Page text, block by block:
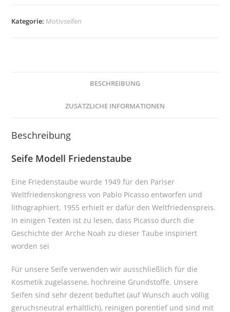
Menge
Kategorie: Motivseifen
BESCHREIBUNG
ZUSÄTZLICHE INFORMATIONEN
Beschreibung
Seife Modell Friedenstaube
Eine Friedenstaube wurde 1949 für den Pariser
Weltfriedenskongress von Pablo Picasso entworfen und
lithographiert. 1955 erhielt er dafür den Weltfriedenspreis.
In einigen Texten ist zu lesen, dass Picasso durch die
Geschichte der Arche Noah zu dieser Taube inspiriert
worden sei
Für unsere Seife verwenden wir ausschließlich für die
Kosmetik zugelassene, hochreine Grundstoffe. Unsere
Seifen sind sehr dezent beduftet (auf Wunsch auch völlig
geruchsneutral erhältlich), reinigen porentief und sind mit